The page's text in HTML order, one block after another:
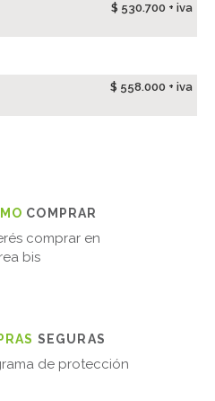
$ 530.700 + iva
$ 558.000 + iva
COMPRAR
comprar en
bis
SEGURAS
de protección